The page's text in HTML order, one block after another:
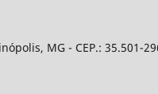
MG - CEP.: 35.501-